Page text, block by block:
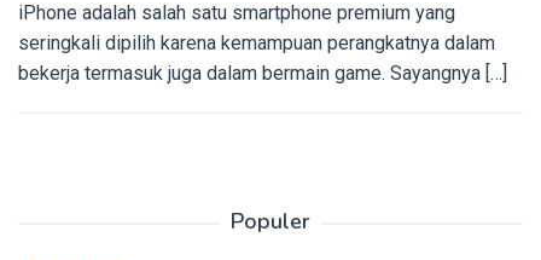
iPhone adalah salah satu smartphone premium yang
seringkali dipilih karena kemampuan perangkatnya dalam
bekerja termasuk juga dalam bermain game. Sayangnya […]
Populer